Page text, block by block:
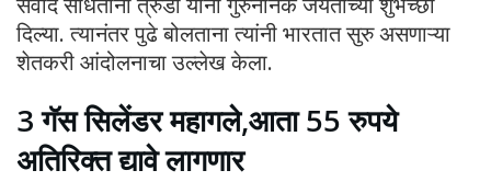
दिल्या. त्यानंतर पुढे बोलताना त्यांनी भारतात सुरु असणाऱ्या
शेतकरी आंदोलनाचा उल्लेख केला.
3 गॅस सिलेंडर महागले,आता 55 रुपये
अतिरिक्त द्यावे लागणार